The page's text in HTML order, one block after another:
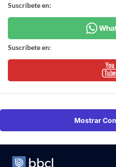
Suscríbete en:
Suscríbete en:
Mostrar